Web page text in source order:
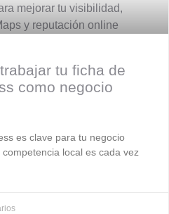
tu ficha de
como negocio
es clave para tu negocio
local es cada vez